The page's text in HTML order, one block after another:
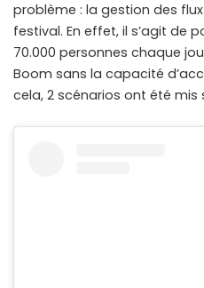
problème : la gestion des
festival. En effet, il s’agit de
70.000 personnes chaque
Boom sans la capacité
cela, 2 scénarios ont été mis